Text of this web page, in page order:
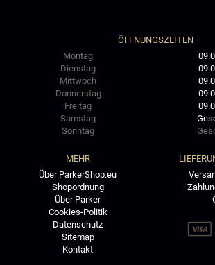
ÖFFNUNGSZEITEN
Montag
Dienstag
Mittwoch
Donnerstag
Freitag
Samstag
Sonntag
MEHR
Über ParkerShop.eu
Shopordnung
Über Parker
Cookies-Politik
Datenschutz
Sitemap
Kontakt